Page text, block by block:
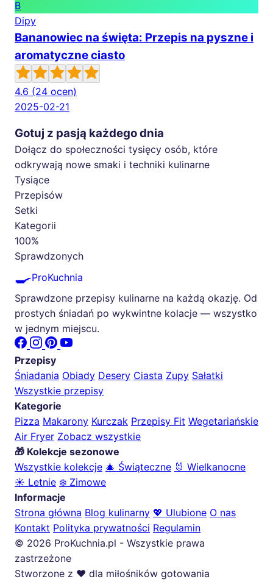
B
Dipy
Bananowiec na święta: Przepis na pyszne i
aromatyczne ciasto
4.6 (24 ocen)
2025-02-21
Gotuj z pasją każdego dnia
Dołącz do społeczności tysięcy osób, które
odkrywają nowe smaki i techniki kulinarne
Tysiące
Przepisów
Setki
Kategorii
100%
Sprawdzonych
🍳ProKuchnia
Sprawdzone przepisy kulinarne na każdą okazję. Od
prostych śniadań po wykwintne kolacje — wszystko
w jednym miejscu.
Przepisy
Śniadania Obiady Desery Ciasta Zupy Sałatki
Wszystkie przepisy
Kategorie
Pizza Makarony Kurczak Przepisy Fit Wegetariańskie
Air Fryer Zobacz wszystkie
🎁 Kolekcje sezonowe
Wszystkie kolekcje 🎄 Świąteczne 🐰 Wielkanocne
☀️ Letnie ❄️ Zimowe
Informacje
Strona główna Blog kulinarny 💖 Ulubione O nas
Kontakt Polityka prywatności Regulamin
© 2026 ProKuchnia.pl - Wszystkie prawa
zastrzeżone
Stworzone z ❤️ dla miłośników gotowania